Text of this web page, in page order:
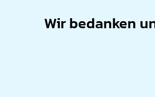
Wir bedanken